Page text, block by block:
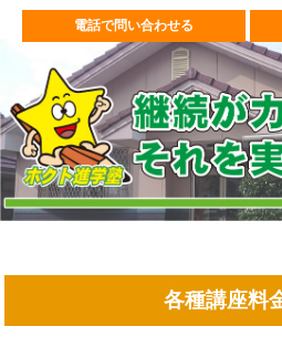
電話で問い合わせる
各種講座料